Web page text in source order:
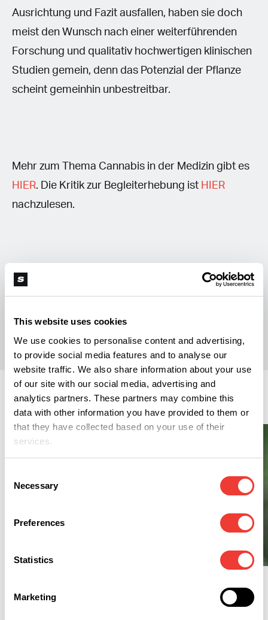
This website uses cookies
We use cookies to personalise content and advertising,
to provide social media features and to analyse our
website traffic. We also share information about your use
of our site with our social media, advertising and
analytics partners. These partners may combine this
data with other information you have provided to them or
that they have collected based on your use of their
services.
Selection
Necessary
Preferences
Statistics
Marketing
Ausrichtung und Fazit ausfallen, haben sie doch
meist den Wunsch nach einer weiterführenden
Forschung und qualitativ hochwertigen klinischen
Studien gemein, denn das Potenzial der Pflanze
scheint gemeinhin unbestreitbar.
Mehr zum Thema Cannabis in der Medizin gibt es
HIER. Die Kritik zur Begleiterhebung ist HIER
nachzulesen.
V Valentina Lentz
Medizinisch
Cannabis-Blüten werden
Cannabisvollextrakt
gegen chronische